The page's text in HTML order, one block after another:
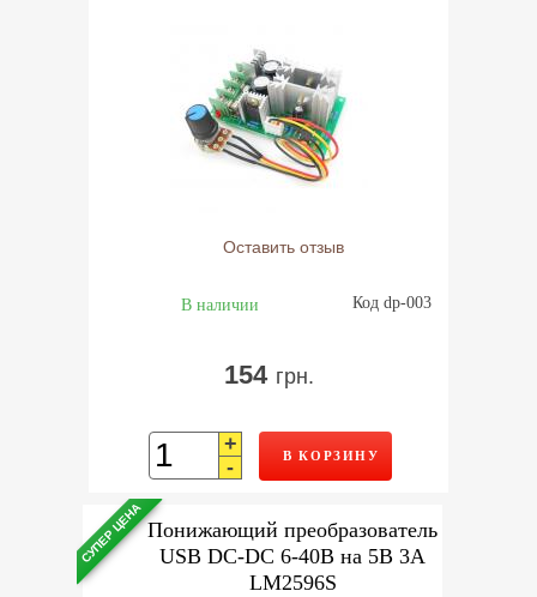
Оставить отзыв
В наличии Код dp-003
154 грн.
+
-
В КОРЗИНУ
Понижающий преобразователь
USB DC-DC 6-40В на 5В 3А
LM2596S
СУПЕР ЦЕНА